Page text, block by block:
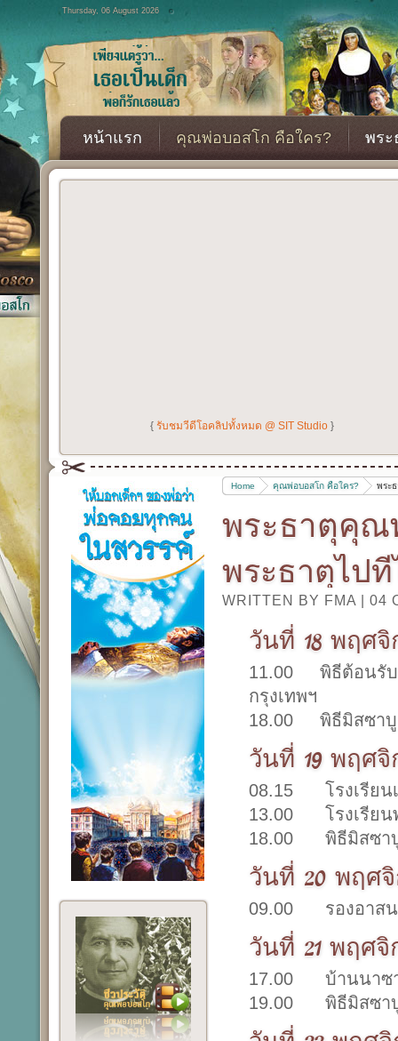
Thursday, 06 August 2026
หน้าแรก คุณพ่อบอสโก คือใคร? พระ
{ รับชมวีดีโอคลิปทั้งหมด @ SIT Studio }
Home คุณพ่อบอสโก คือใคร? พระ
พระธาตุคุณ
พระธาตุไป
WRITTEN BY FMA 04
วันที่ 18 พฤศจิ
11.00 พิธีต้อนรับ
กรุงเทพฯ
18.00 พิธีมิสซาบู
วันที่ 19 พฤศจิ
08.15 โรงเรียน
13.00 โรงเรียน
18.00 พิธีมิสซาบู
วันที่ 20 พฤศจิ
09.00 รองอาสน
วันที่ 21 พฤศจิ
17.00 บ้านนาซา
19.00 พิธีมิสซาบู